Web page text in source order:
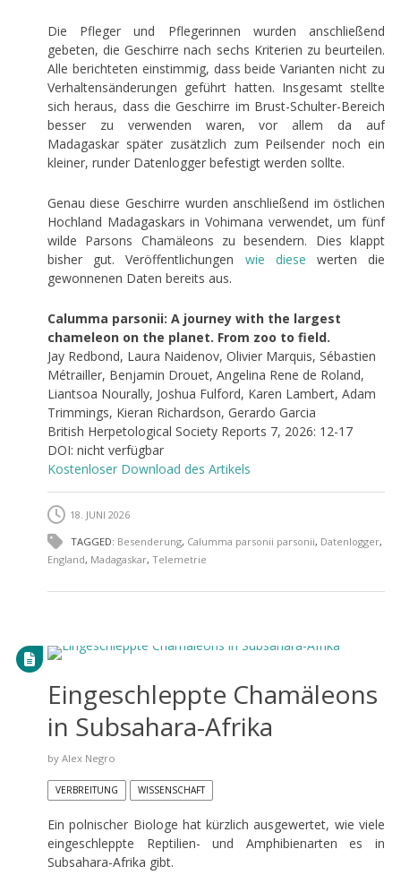
Die Pfleger und Pflegerinnen wurden anschließend
gebeten, die Geschirre nach sechs Kriterien zu beurteilen.
Alle berichteten einstimmig, dass beide Varianten nicht zu
Verhaltensänderungen geführt hatten. Insgesamt stellte
sich heraus, dass die Geschirre im Brust-Schulter-Bereich
besser zu verwenden waren, vor allem da auf
Madagaskar später zusätzlich zum Peilsender noch ein
kleiner, runder Datenlogger befestigt werden sollte.
Genau diese Geschirre wurden anschließend im östlichen
Hochland Madagaskars in Vohimana verwendet, um fünf
wilde Parsons Chamäleons zu besendern. Dies klappt
bisher gut. Veröffentlichungen wie diese werten die
gewonnenen Daten bereits aus.
Calumma parsonii: A journey with the largest
chameleon on the planet. From zoo to field.
Jay Redbond, Laura Naidenov, Olivier Marquis, Sébastien
Métrailler, Benjamin Drouet, Angelina Rene de Roland,
Liantsoa Nourally, Joshua Fulford, Karen Lambert, Adam
Trimmings, Kieran Richardson, Gerardo Garcia
British Herpetological Society Reports 7, 2026: 12-17
DOI: nicht verfügbar
Kostenloser Download des Artikels
18. JUNI 2026
TAGGED: Besenderung, Calumma parsonii parsonii, Datenlogger,
England, Madagaskar, Telemetrie
Eingeschleppte Chamäleons
in Subsahara-Afrika
by Alex Negro
VERBREITUNG WISSENSCHAFT
Ein polnischer Biologe hat kürzlich ausgewertet, wie viele
eingeschleppte Reptilien- und Amphibienarten es in
Subsahara-Afrika gibt.